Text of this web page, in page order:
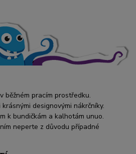
běžném pracím prostředku.
designovými nákrčníky.
k bundičkám a kalhotám unuo.
neperte z důvodu případné